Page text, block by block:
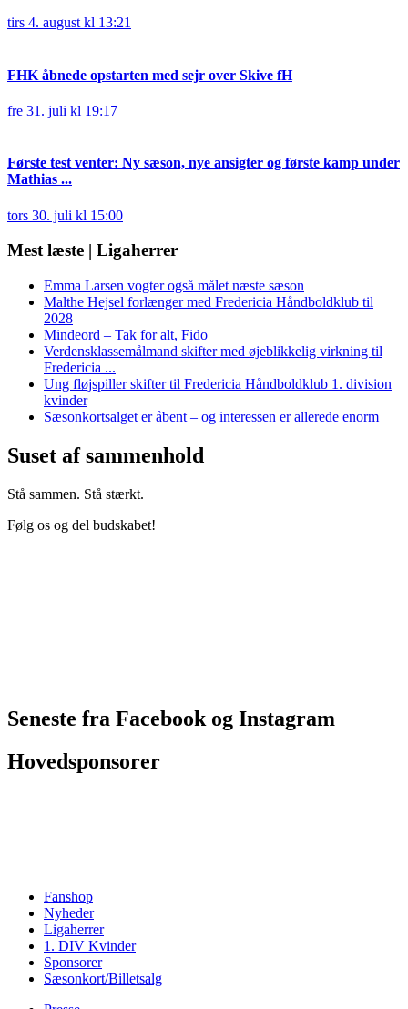
tirs 4. august kl 13:21
FHK åbnede opstarten med sejr over Skive fH
fre 31. juli kl 19:17
Første test venter: Ny sæson, nye ansigter og første kamp under
Mathias ...
tors 30. juli kl 15:00
Mest læste | Ligaherrer
Emma Larsen vogter også målet næste sæson
Malthe Hejsel forlænger med Fredericia Håndboldklub til
2028
Mindeord – Tak for alt, Fido
Verdensklassemålmand skifter med øjeblikkelig virkning til
Fredericia ...
Ung fløjspiller skifter til Fredericia Håndboldklub 1. division
kvinder
Sæsonkortsalget er åbent – og interessen er allerede enorm
Suset af sammenhold
Stå sammen. Stå stærkt.
Følg os og del budskabet!
Seneste fra Facebook og Instagram
Hovedsponsorer
Fanshop
Nyheder
Ligaherrer
1. DIV Kvinder
Sponsorer
Sæsonkort/Billetsalg